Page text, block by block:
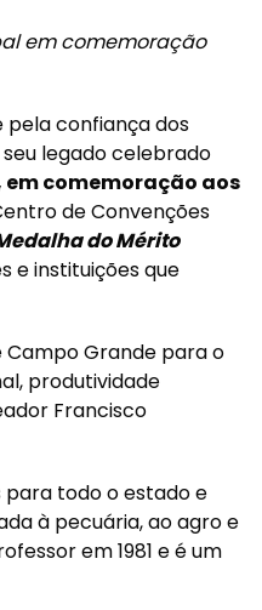
em comemoração
confiança dos
legado celebrado
em comemoração aos
de Convenções
do Mérito
e instituições que
Grande para o
produtividade
Francisco
para todo o estado e
à pecuária, ao agro e
em 1981 e é um